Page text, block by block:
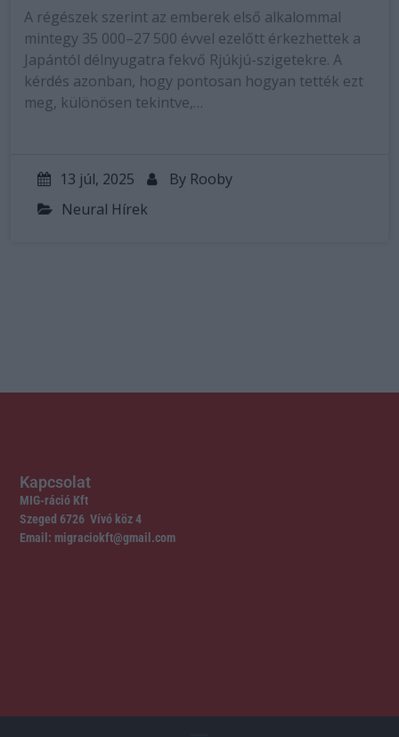
A régészek szerint az emberek első alkalommal
mintegy 35 000–27 500 évvel ezelőtt érkezhettek a
Japántól délnyugatra fekvő Rjúkjú-szigetekre. A
kérdés azonban, hogy pontosan hogyan tették ezt
meg, különösen tekintve,…
13 júl, 2025 By Rooby
Neural Hírek
Kapcsolat
MIG-ráció Kft
Szeged 6726 Vívó köz 4
Email: migraciokft@gmail.com